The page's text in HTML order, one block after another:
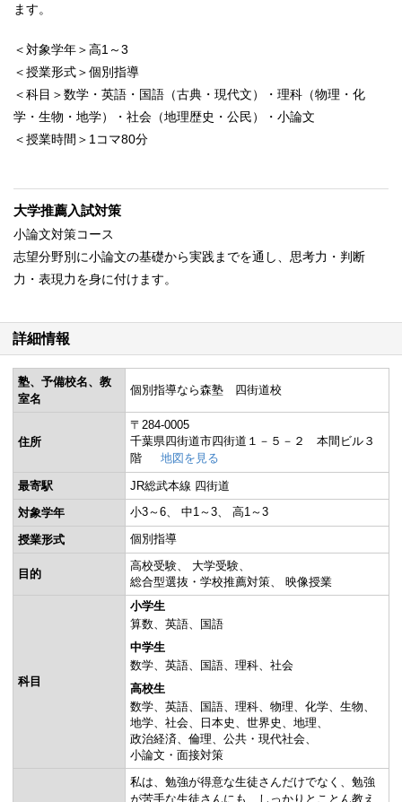
ます。
＜対象学年＞高1～3
＜授業形式＞個別指導
＜科目＞数学・英語・国語（古典・現代文）・理科（物理・化
学・生物・地学）・社会（地理歴史・公民）・小論文
＜授業時間＞1コマ80分
大学推薦入試対策
小論文対策コース
志望分野別に小論文の基礎から実践までを通し、思考力・判断
力・表現力を身に付けます。
詳細情報
塾、予備校名、教
室名
個別指導なら森塾 四街道校
住所
〒284-0005
千葉県四街道市四街道１－５－２ 本間ビル３
階
地図を見る
最寄駅
JR総武本線 四街道
対象学年
小3～6 中1～3 高1～3
授業形式 個別指導
目的
高校受験
大学受験
総合型選抜・学校推薦対策
映像授業
科目
小学生
算数
英語
国語
中学生
数学
英語 国語 理科
社会
高校生
数学
英語 国語 理科 物理 化学
生物
地学
社会 日本史 世界史
地理
政治経済
倫理
公共・現代社会
小論文・面接対策
私は、勉強が得意な生徒さんだけでなく、勉強
が苦手な生徒さんにも、しっかりとことん教え